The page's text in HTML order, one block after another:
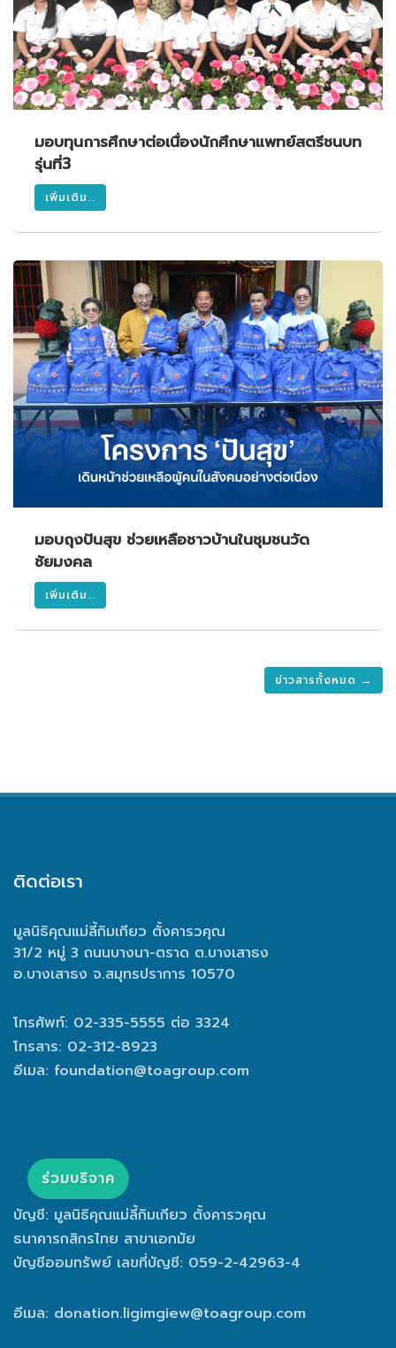
มอบทุนการศึกษาต่อเนื่องนักศึกษาแพทย์สตรีชนบท
รุ่นที่3
เพิ่มเติม...
มอบถุงปันสุข ช่วยเหลือชาวบ้านในชุมชนวัด
ชัยมงคล
เพิ่มเติม...
ข่าวสารทั้งหมด →
ติดต่อเรา
มูลนิธิคุณแม่ลี้กิมเกียว ตั้งคารวคุณ
31/2 หมู่ 3 ถนนบางนา-ตราด ต.บางเสาธง
อ.บางเสาธง จ.สมุทรปราการ 10570
โทรศัพท์: 02-335-5555 ต่อ 3324
โทรสาร: 02-312-8923
อีเมล: foundation@toagroup.com
ร่วมบริจาค
บัญชี: มูลนิธิคุณแม่ลี้กิมเกียว ตั้งคารวคุณ
ธนาคารกสิกรไทย สาขาเอกมัย
บัญชีออมทรัพย์ เลขที่บัญชี: 059-2-42963-4
อีเมล: donation.ligimgiew@toagroup.com